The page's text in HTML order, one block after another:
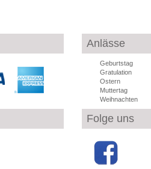
Anlässe
Geburtstag
Gratulation
Ostern
Muttertag
Weihnachten
Folge uns